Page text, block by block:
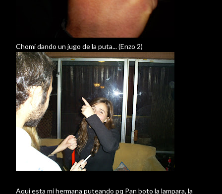
Chomi dando un jugo de la puta... (Enzo 2)
Aqui esta mi hermana puteando pq Pan boto la lampara, la